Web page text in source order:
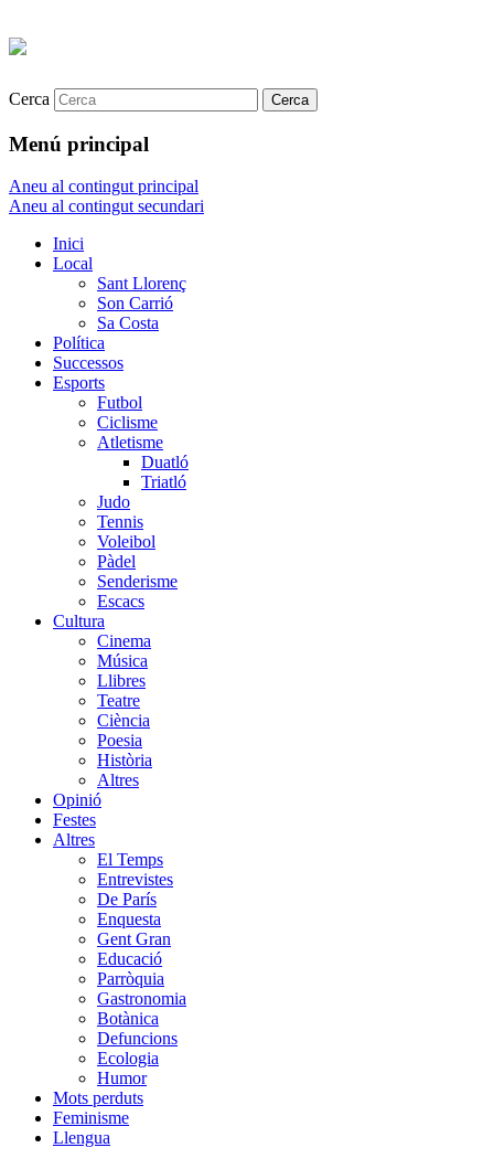
Cerca
Menú principal
Aneu al contingut principal
Aneu al contingut secundari
Inici
Local
Sant Llorenç
Son Carrió
Sa Costa
Política
Successos
Esports
Futbol
Ciclisme
Atletisme
Duatló
Triatló
Judo
Tennis
Voleibol
Pàdel
Senderisme
Escacs
Cultura
Cinema
Música
Llibres
Teatre
Ciència
Poesia
Història
Altres
Opinió
Festes
Altres
El Temps
Entrevistes
De París
Enquesta
Gent Gran
Educació
Parròquia
Gastronomia
Botànica
Defuncions
Ecologia
Humor
Mots perduts
Feminisme
Llengua